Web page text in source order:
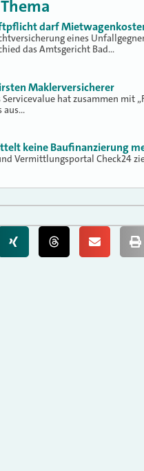
darf
eines
das Amtsgericht Bad…
Maklerversicherer
Servicevalue hat zusammen mit
aus…
keine Baufinanzierung
Vermittlungsportal Check24